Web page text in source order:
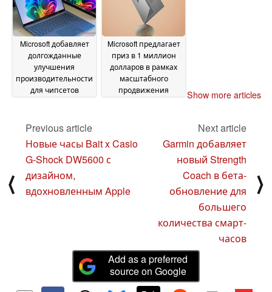
Microsoft добавляет
долгожданные
улучшения
производительности
для чипсетов
новой сборке
2024
Microsoft предлагает
приз в 1 миллион
долларов в рамках
масштабного
продвижения
Show more articles
⟨
Previous article
Новые часы Bait x Casio
G-Shock DW5600 с
дизайном,
вдохновленным Apple
Next article
Garmin добавляет
новый Strength
Coach в бета-
обновление для
большего
количества смарт-
часов
⟩
Add as a preferred
source on Google